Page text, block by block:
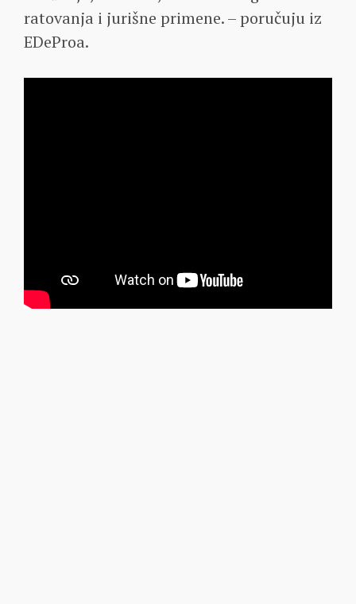
ratovanja i jurišne primene. – poručuju iz
EDeProa.